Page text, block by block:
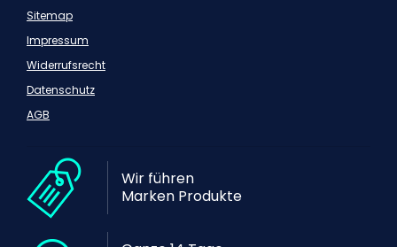
Sitemap
Impressum
Widerrufsrecht
Datenschutz
AGB
Wir führen
Marken Produkte